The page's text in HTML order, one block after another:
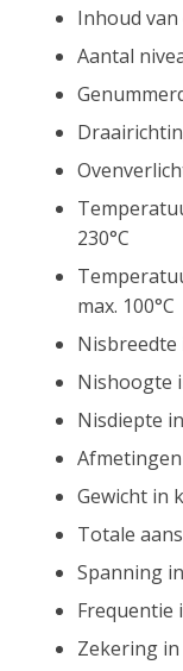
Inhoud van
Aantal
230°C
max. 100°C
Nisbreedte
Nishoogte
Nisdiepte
Afmetingen
Gewicht in
Totale
Spanning
Frequentie
Zekering in